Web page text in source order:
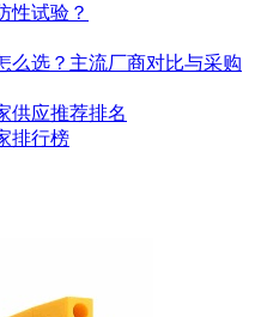
性试验？
么选？主流厂商对比与采购
供应推荐排名
排行榜